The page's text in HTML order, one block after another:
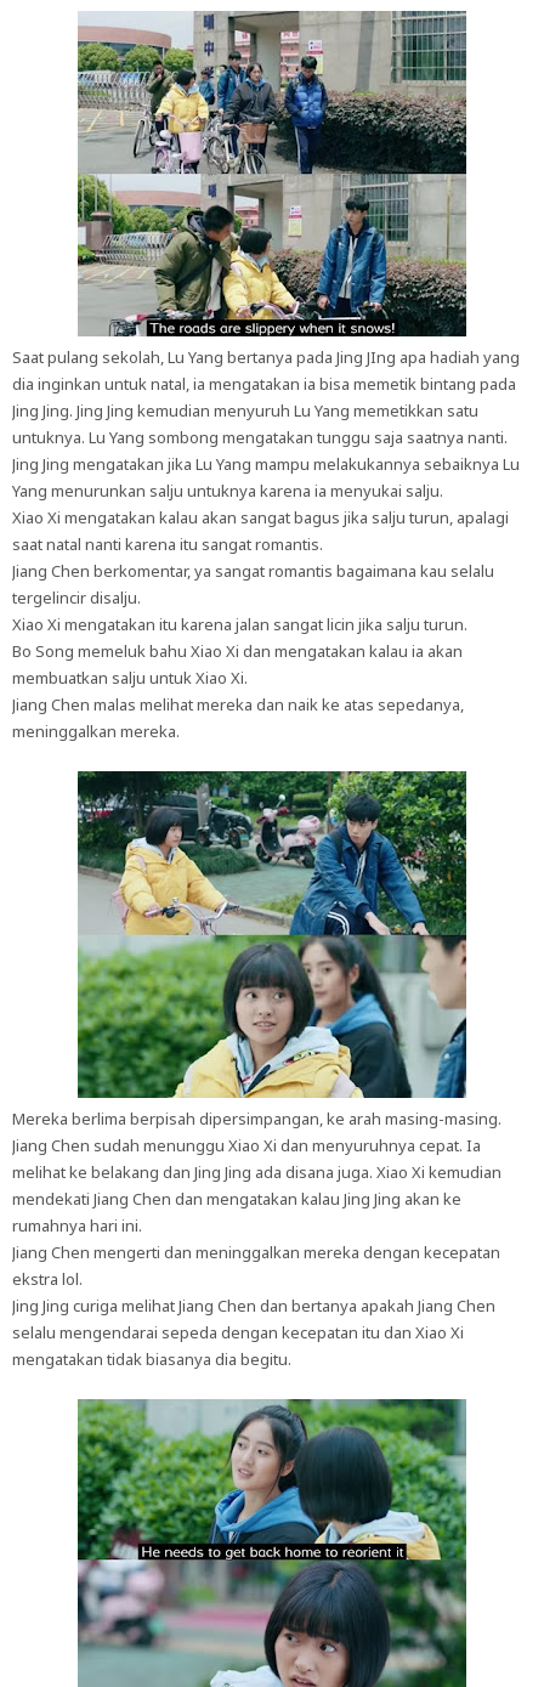
Saat pulang sekolah, Lu Yang bertanya pada Jing JIng apa hadiah yang
dia inginkan untuk natal, ia mengatakan ia bisa memetik bintang pada
Jing Jing. Jing Jing kemudian menyuruh Lu Yang memetikkan satu
untuknya. Lu Yang sombong mengatakan tunggu saja saatnya nanti.
Jing Jing mengatakan jika Lu Yang mampu melakukannya sebaiknya Lu
Yang menurunkan salju untuknya karena ia menyukai salju.
Xiao Xi mengatakan kalau akan sangat bagus jika salju turun, apalagi
saat natal nanti karena itu sangat romantis.
Jiang Chen berkomentar, ya sangat romantis bagaimana kau selalu
tergelincir disalju.
Xiao Xi mengatakan itu karena jalan sangat licin jika salju turun.
Bo Song memeluk bahu Xiao Xi dan mengatakan kalau ia akan
membuatkan salju untuk Xiao Xi.
Jiang Chen malas melihat mereka dan naik ke atas sepedanya,
meninggalkan mereka.
Mereka berlima berpisah dipersimpangan, ke arah masing-masing.
Jiang Chen sudah menunggu Xiao Xi dan menyuruhnya cepat. Ia
melihat ke belakang dan Jing Jing ada disana juga. Xiao Xi kemudian
mendekati Jiang Chen dan mengatakan kalau Jing Jing akan ke
rumahnya hari ini.
Jiang Chen mengerti dan meninggalkan mereka dengan kecepatan
ekstra lol.
Jing Jing curiga melihat Jiang Chen dan bertanya apakah Jiang Chen
selalu mengendarai sepeda dengan kecepatan itu dan Xiao Xi
mengatakan tidak biasanya dia begitu.